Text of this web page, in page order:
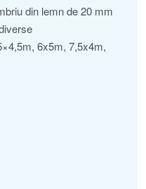
din lemn de 20 mm
6x5m, 7,5x4m,